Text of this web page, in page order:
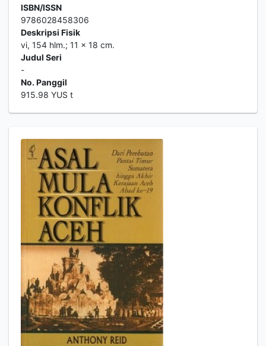
ISBN/ISSN
9786028458306
Deskripsi Fisik
vi, 154 hlm.; 11 x 18 cm.
Judul Seri
-
No. Panggil
915.98 YUS t